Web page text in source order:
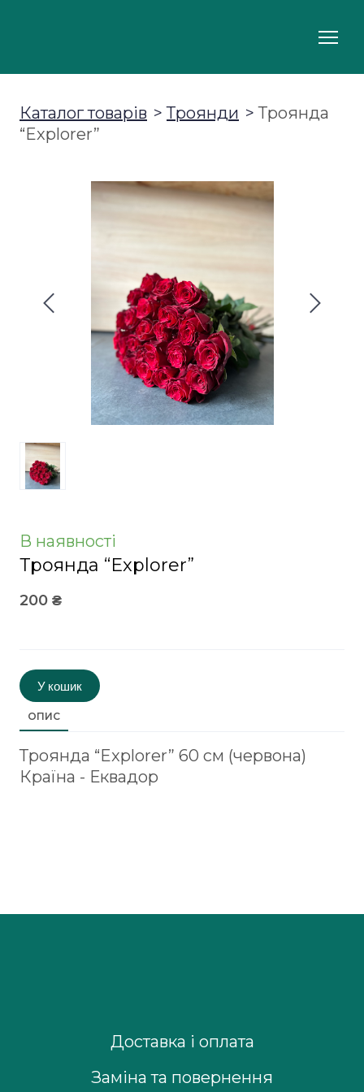
Каталог товарів Троянди
Троянда
“Explorer”
В наявності
Троянда “Explorer”
200 ₴
У кошик
ОПИС
Троянда “Explorer” 60 см (червона)
Країна - Еквадор
Доставка і оплата
Заміна та повернення